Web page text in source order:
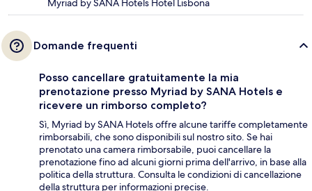
Myriad by SANA Hotels Hotel Lisbona
Domande frequenti
Posso cancellare gratuitamente la mia
prenotazione presso Myriad by SANA Hotels e
ricevere un rimborso completo?
Sì, Myriad by SANA Hotels offre alcune tariffe completamente
rimborsabili, che sono disponibili sul nostro sito. Se hai
prenotato una camera rimborsabile, puoi cancellare la
prenotazione fino ad alcuni giorni prima dell'arrivo, in base alla
politica della struttura. Consulta le condizioni di cancellazione
della struttura per informazioni precise.